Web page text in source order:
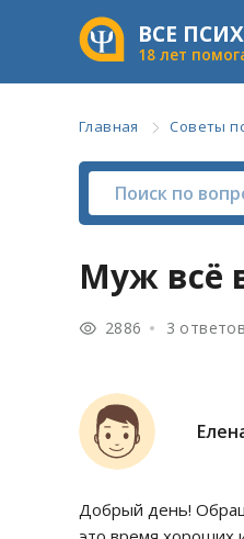
ВСЕ
18 лет
Главная Советы
Муж всё
2886 3 ответов
Добрый день!